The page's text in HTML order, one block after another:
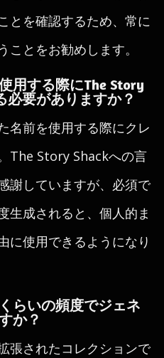
とを確認するため、常に
とをお勧めします。
用する際にThe Story
必要がありますか？
名前を使用する際にクレ
The Story Shackへの言
謝していますが、必須で
生成されると、個人的ま
に使用できるようになり
らいの頻度でジェネ
か？
張されたコレクションで